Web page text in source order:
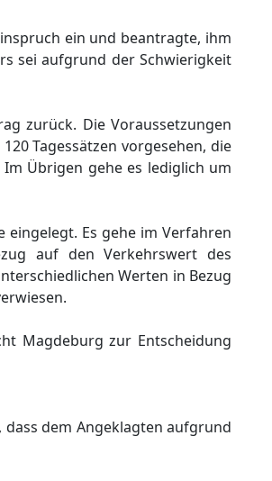
ein und beantragte, ihm
sei aufgrund der Schwierigkeit
zurück. Die Voraussetzungen
Tagessätzen vorgesehen, die
Übrigen gehe es lediglich um
eingelegt. Es gehe im Verfahren
auf den Verkehrswert des
Werten in Bezug
Magdeburg zur Entscheidung
dem Angeklagten aufgrund